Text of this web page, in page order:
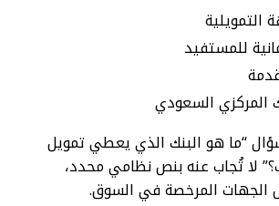
التمويلية
للمستفيد
المركزي السعودي
“ما هو البنك الذي يعطي تمويل
لا تُجاب عنه بنص نظامي محدد،
الجهات المرخصة في السوق.